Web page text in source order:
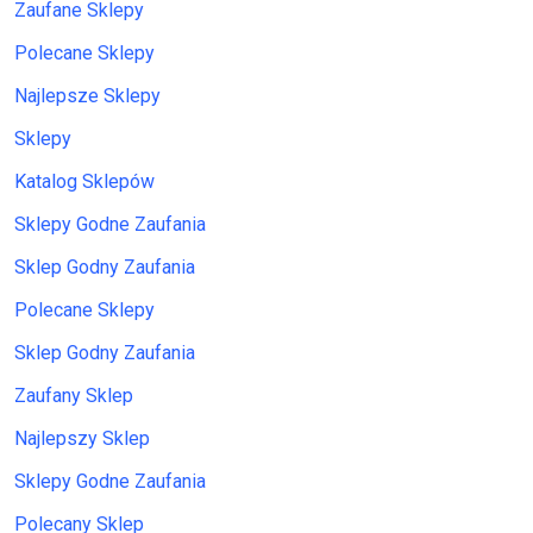
Zaufane Sklepy
Polecane Sklepy
Najlepsze Sklepy
Sklepy
Katalog Sklepów
Sklepy Godne Zaufania
Sklep Godny Zaufania
Polecane Sklepy
Sklep Godny Zaufania
Zaufany Sklep
Najlepszy Sklep
Sklepy Godne Zaufania
Polecany Sklep